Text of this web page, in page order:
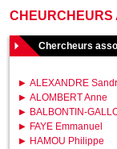
CHEURCHEURS
Chercheurs
ALEXANDRE
ALOMBERT Anne
BALBONTIN-
FAYE Emmanuel
HAMOU Philippe